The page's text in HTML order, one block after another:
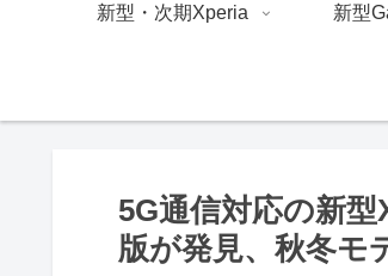
新型・次期Xperia 新型
5G通信対応の新
版が発見、秋冬モ